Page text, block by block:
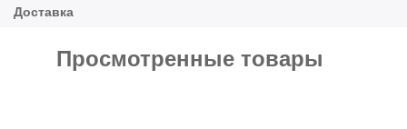
Просмотренные товары